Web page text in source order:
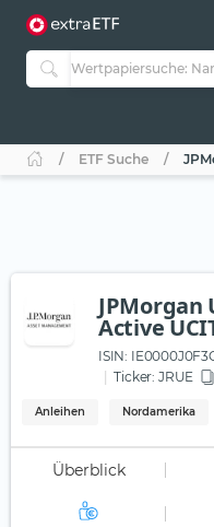
ETF-Guide 2.0
Guide Aktive ETFs
ETF-Sparpläne
ETF Suche
JPMorgan
Active
ISIN:
Ticker: JRUE
Anleihen Nordamerika
Überblick